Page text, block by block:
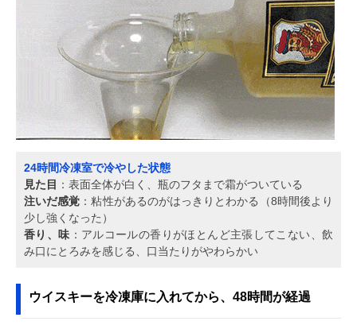
24時間冷凍室で冷やした状態
見た目 ：表面全体が白く、瓶のフタまで霜がついている
注いだ感覚 ：粘性があるのがはっきりとわかる（8時間後より
少し強くなった）
香り、味 ：アルコールの香りがほとんど主張してこない、飲
み口にとろみを感じる、口当たりがやわらかい
ウイスキーを冷凍庫に入れてから、48時間が経過